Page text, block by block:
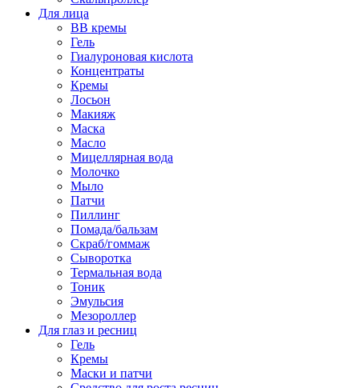
Для лица
BB кремы
Гель
Гиалуроновая кислота
Концентраты
Кремы
Лосьон
Макияж
Маска
Масло
Мицеллярная вода
Молочко
Мыло
Патчи
Пиллинг
Помада/бальзам
Скраб/гоммаж
Сыворотка
Термальная вода
Тоник
Эмульсия
Мезороллер
Для глаз и ресниц
Гель
Кремы
Маски и патчи